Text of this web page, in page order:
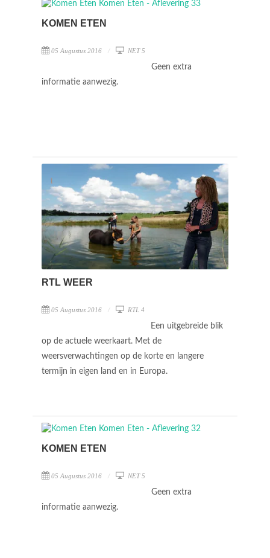
KOMEN ETEN
05 Augustus 2016 NET 5
Geen extra
informatie aanwezig.
RTL WEER
05 Augustus 2016 RTL 4
Een uitgebreide blik
op de actuele weerkaart. Met de
weersverwachtingen op de korte en langere
termijn in eigen land en in Europa.
KOMEN ETEN
05 Augustus 2016 NET 5
Geen extra
informatie aanwezig.